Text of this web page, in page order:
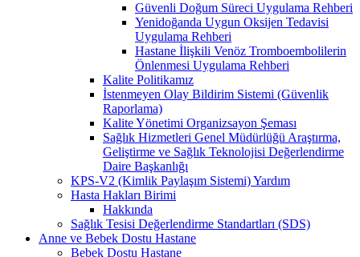
Güvenli Doğum Süreci Uygulama Rehberi
Yenidoğanda Uygun Oksijen Tedavisi
Uygulama Rehberi
Hastane İlişkili Venöz Tromboembolilerin
Önlenmesi Uygulama Rehberi
Kalite Politikamız
İstenmeyen Olay Bildirim Sistemi (Güvenlik
Raporlama)
Kalite Yönetimi Organizsayon Şeması
Sağlık Hizmetleri Genel Müdürlüğü Araştırma,
Geliştirme ve Sağlık Teknolojisi Değerlendirme
Daire Başkanlığı
KPS-V2 (Kimlik Paylaşım Sistemi) Yardım
Hasta Hakları Birimi
Hakkında
Sağlık Tesisi Değerlendirme Standartları (SDS)
Anne ve Bebek Dostu Hastane
Bebek Dostu Hastane